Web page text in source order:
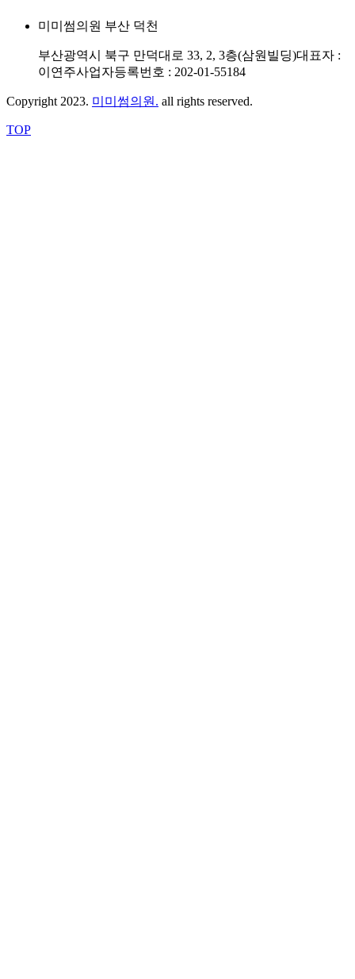
미미썸의원 부산 덕천
부산광역시 북구 만덕대로 33, 2, 3층(삼원빌딩)대표자 :
이연주사업자등록번호 : 202-01-55184
Copyright 2023. 미미썸의원. all rights reserved.
TOP